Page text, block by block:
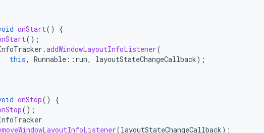
onStart()
{
();
.addWindowLayoutInfoListener(
this, Runnable :: run, layoutStateChangeCallback);
onStop()
{
();
(layoutStateChangeCallback);